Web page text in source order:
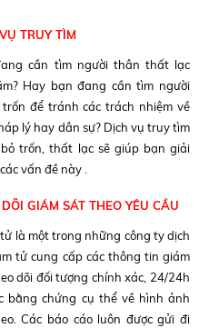
TRUY TÌM
cần tìm người thân thất lạc
Hay bạn đang cần tìm người
để tránh các trách nhiệm về
lý hay dân sự? Dịch vụ truy tìm
trốn, thất lạc sẽ giúp bạn giải
vấn đề này .
GIÁM SÁT THEO YÊU CẦU
là một trong những công ty dịch
tử cung cấp các thông tin giám
dõi đối tượng chính xác, 24/24h
bằng chứng cụ thể về hình ảnh
Các báo cáo luôn được gửi đi